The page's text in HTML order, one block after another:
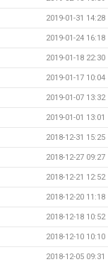
2019-01-31 14:28
2019-01-24 16:18
2019-01-18 22:30
2019-01-17 10:04
2019-01-07 13:32
2019-01-01 13:01
2018-12-31 15:25
2018-12-27 09:27
2018-12-21 12:52
2018-12-20 11:18
2018-12-18 10:52
2018-12-10 10:10
2018-12-05 09:31